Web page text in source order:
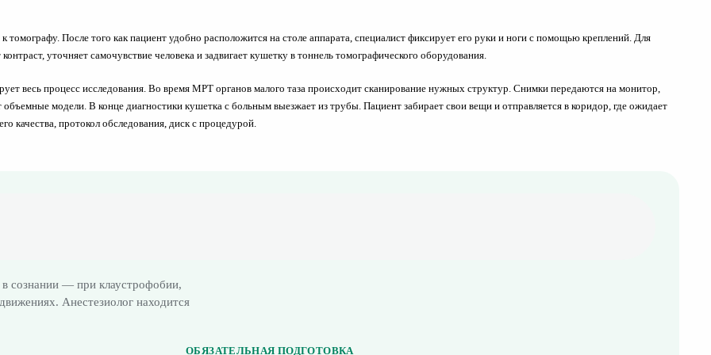
После того как пациент удобно расположится на столе аппарата, специалист фиксирует его руки и ноги с помощью креплений. Для
уточняет самочувствие человека и задвигает кушетку в тоннель томографического оборудования.
весь процесс исследования. Во время МРТ органов малого таза происходит сканирование нужных структур. Снимки передаются на монитор,
модели. В конце диагностики кушетка с больным выезжает из трубы. Пациент забирает свои вещи и отправляется в коридор, где ожидает
качества, протокол обследования, диск с процедурой.
сознании — при клаустрофобии,
Анестезиолог находится
ОБЯЗАТЕЛЬНАЯ ПОДГОТОВКА